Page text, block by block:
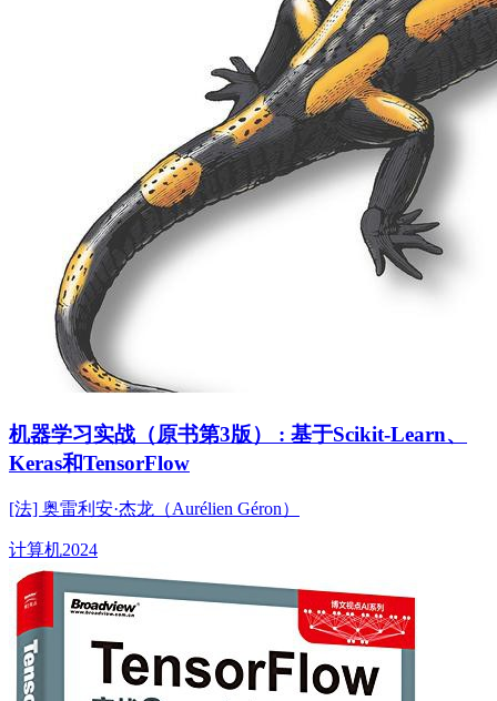
机器学习实战（原书第3版） : 基于Scikit-Learn、
Keras和TensorFlow
[法] 奥雷利安·杰龙（Aurélien Géron）
计算机2024